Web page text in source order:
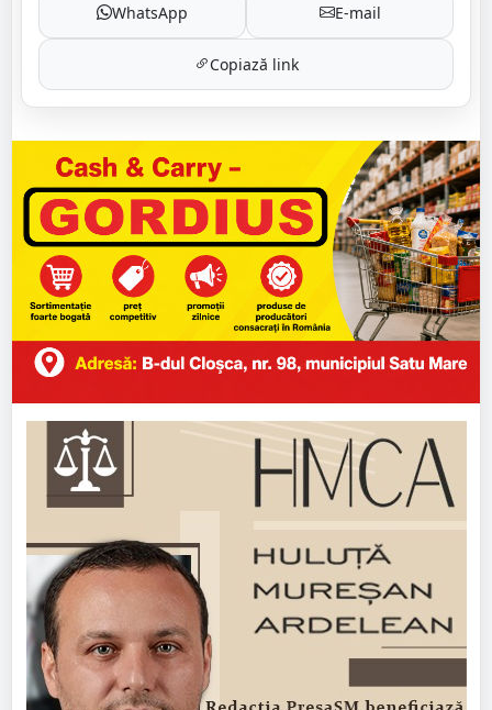
WhatsApp E-mail
Copiază link